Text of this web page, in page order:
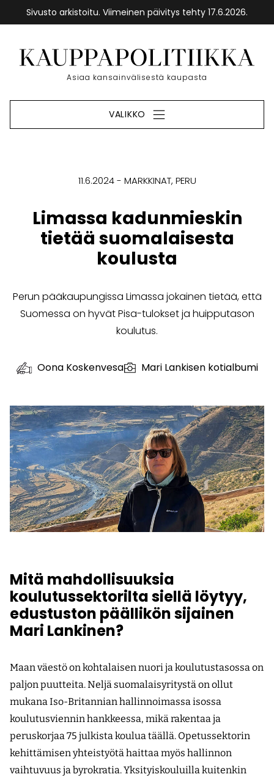
Sivusto arkistoitu. Viimeinen päivitys tehty 17.6.2026.
sisältöön
Etusivu
Asiaa kansainvälisestä kaupasta
VALIKKO
11.6.2024 MARKKINAT PERU
Limassa kadunmieskin
tietää suomalaisesta
koulusta
Perun pääkaupungissa Limassa jokainen tietää, että
Suomessa on hyvät Pisa-tulokset ja huipputason
koulutus.
Oona Koskenvesa Mari Lankisen kotialbumi
Mitä mahdollisuuksia
koulutussektorilta siellä löytyy,
edustuston päällikön sijainen
Mari Lankinen?
Maan väestö on kohtalaisen nuori ja koulutustasossa on
paljon puutteita. Neljä suomalaisyritystä on ollut
mukana Iso-Britannian hallinnoimassa isossa
koulutusviennin hankkeessa, mikä rakentaa ja
peruskorjaa 75 julkista koulua täällä. Opetussektorin
kehittämisen yhteistyötä haittaa myös hallinnon
vaihtuvuus ja byrokratia. Yksityiskouluilla kuitenkin